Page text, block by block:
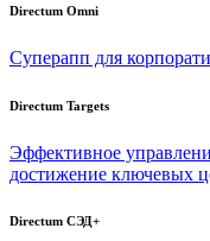
Directum Omni
Суперапп для
Directum Targets
Эффективное
достижение ключевых
Directum СЭД+